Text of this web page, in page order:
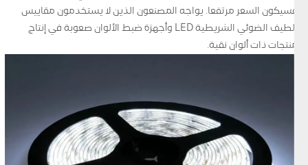
فسيكون السعر مرتفعا. يواجه المصنعون الذين لا يستخدمون مقاييس
الطيف الضوئي الشريطية LED وأجهزة ضبط الألوان صعوبة في إنتاج
منتجات ذات ألوان نقية.